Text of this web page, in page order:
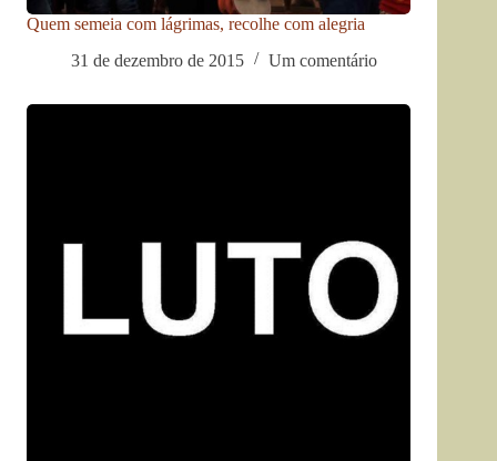
Quem semeia com lágrimas, recolhe com alegria
31 de dezembro de 2015
Um comentário